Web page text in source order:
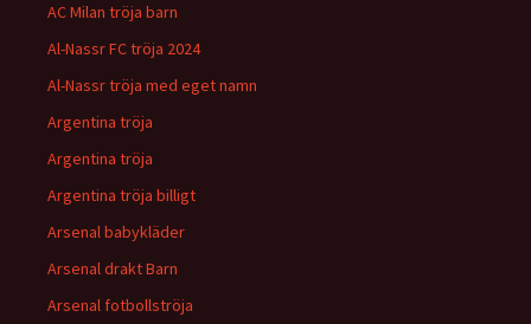
AC Milan tröja barn
Al-Nassr FC tröja 2024
Al-Nassr tröja med eget namn
Argentina tröja
Argentina tröja
Argentina tröja billigt
Arsenal babykläder
Arsenal drakt Barn
Arsenal fotbollströja